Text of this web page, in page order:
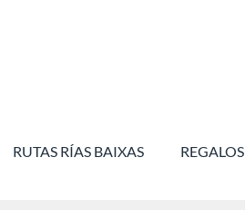
RUTAS RÍAS BAIXAS REGALOS